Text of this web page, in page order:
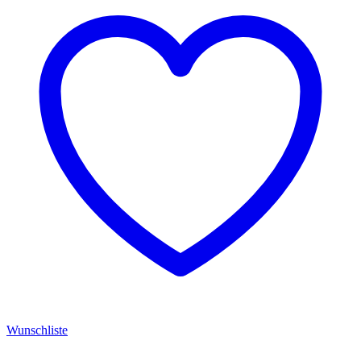
Wunschliste